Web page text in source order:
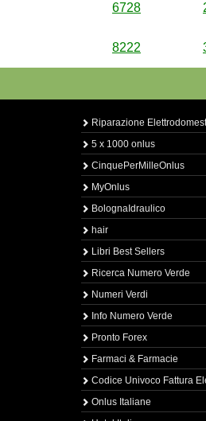
6728
8222
Riparazione
5 x 1000 onlus
CinquePerMilleOnlus
MyOnlus
BolognaIdraulico
hair
Libri Best Sellers
Ricerca Numero Verde
Numeri Verdi
Info Numero Verde
Pronto Forex
Farmaci & Farmacie
Codice Univoco Fattura
Onlus Italiane